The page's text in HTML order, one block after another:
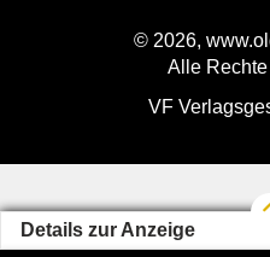
Details zur Anzeige
© 2026,
Alle
VF